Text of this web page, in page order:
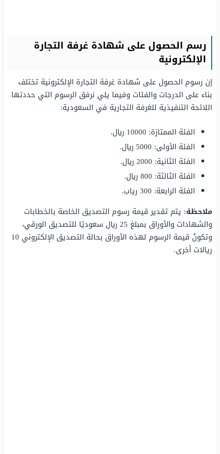
رسم الحصول على شهادة غرفة التجارة
الإلكترونية
إن رسوم الحصول على شهادة غرفة التجارة الإلكترونية تختلف
بناء على الدرجات والفئات وفيما يلي نرفق الرسوم التي حددتها
اللائحة التنفيذية للغرفة التجارية في السعودية:
الفئة الممتازة: 10000 ريال.
الفئة الأولى: 5000 ريال.
الفئة الثانية: 2000 ريال.
الفئة الثالثة: 800 ريال.
الفئة الرابعة: 300 رياب.
ملاحظة: يتم تقدير قيمة رسوم التصديق الخاصة بالخطابات
والشهادات والأوراق بمبلغ 25 ريال سعوديًا للتصديق الورقي،
وتكونُ قيمة الرسوم لهذه الأوراق بحالة التصديق الإلكتروني 10
ريالات أخرى.